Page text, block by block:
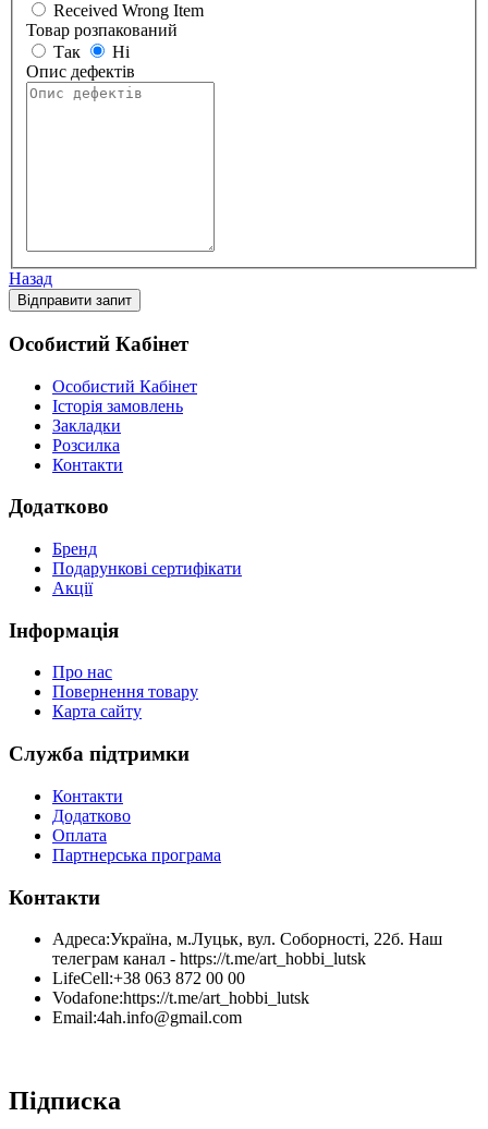
Received Wrong Item
Товар розпакований
Так
Ні
Опис дефектів
Назад
Особистий Кабінет
Особистий Кабінет
Історія замовлень
Закладки
Розсилка
Контакти
Додатково
Бренд
Подарункові сертифікати
Акції
Інформація
Про нас
Повернення товару
Карта сайту
Служба підтримки
Контакти
Додатково
Оплата
Партнерська програма
Контакти
Адреса:Україна, м.Луцьк, вул. Соборності, 22б. Наш
телеграм канал - https://t.me/art_hobbi_lutsk
LifeCell:+38 063 872 00 00
Vodafone:https://t.me/art_hobbi_lutsk
Email:4ah.info@gmail.com
Підписка